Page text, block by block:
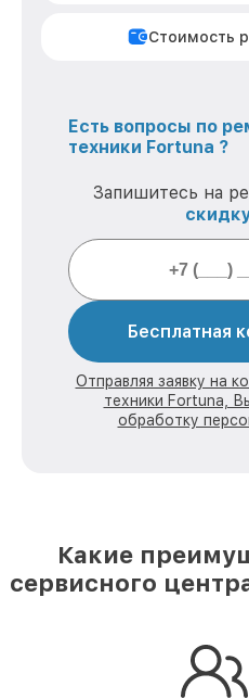
Стоимость
Есть вопросы по
техники Fortuna ?
Запишитесь на
Бесплатная
Отправляя заявку на
техники Fortuna,
обработку
Какие
сервисного